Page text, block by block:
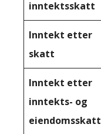
inntektsskatt
Inntekt etter
skatt
Inntekt etter
inntekts- og
eiendomsskatt